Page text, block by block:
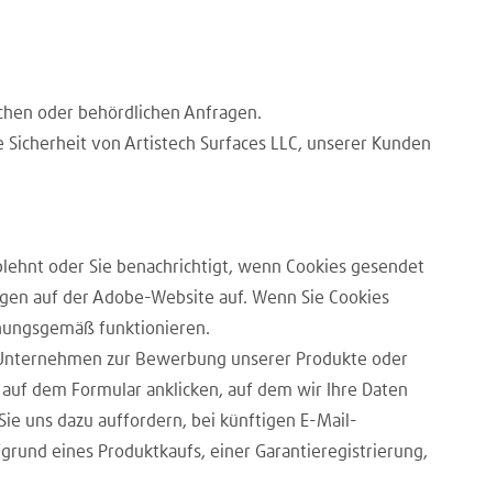
oder behördlichen Anfragen.
von Artistech Surfaces LLC, unserer Kunden
oder Sie benachrichtigt, wenn Cookies gesendet
auf der Adobe-Website auf. Wenn Sie Cookies
funktionieren.
zur Bewerbung unserer Produkte oder
dem Formular anklicken, auf dem wir Ihre Daten
uns dazu auffordern, bei künftigen E-Mail-
eines Produktkaufs, einer Garantieregistrierung,